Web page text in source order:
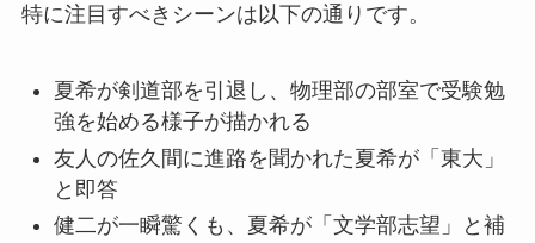
特に注目すべきシーンは以下の通りです。
夏希が剣道部を引退し、物理部の部室で受験勉
強を始める様子が描かれる
友人の佐久間に進路を聞かれた夏希が「東大」
と即答
健二が一瞬驚くも、夏希が「文学部志望」と補